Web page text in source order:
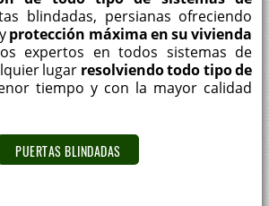
blindadas, persianas ofreciendo
protección máxima en su vivienda
expertos en todos sistemas de
lugar resolviendo todo tipo de
tiempo y con la mayor calidad
PUERTAS BLINDADAS